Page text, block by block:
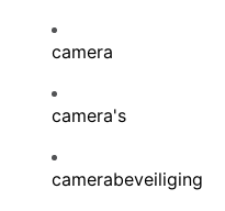
camera
camera's
camerabeveiliging